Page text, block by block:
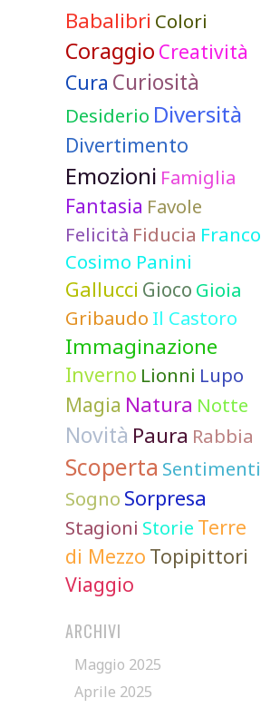
Babalibri Colori
Coraggio Creatività
Cura Curiosità
Desiderio Diversità
Divertimento
Emozioni Famiglia
Fantasia Favole
Felicità Fiducia Franco
Cosimo Panini
Gallucci Gioco Gioia
Gribaudo Il Castoro
Immaginazione
Inverno Lionni Lupo
Magia Natura Notte
Novità Paura Rabbia
Scoperta Sentimenti
Sogno Sorpresa
Stagioni Storie Terre
di Mezzo Topipittori
Viaggio
ARCHIVI
Maggio 2025
Aprile 2025